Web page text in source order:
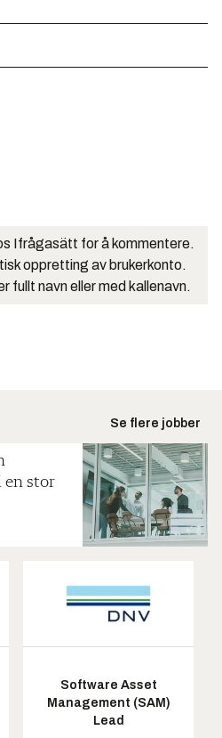
Ifrågasätt for å kommentere.
oppretting av brukerkonto.
fullt navn eller med kallenavn.
Se flere jobber
en stor
Software Asset
Management (SAM)
Lead